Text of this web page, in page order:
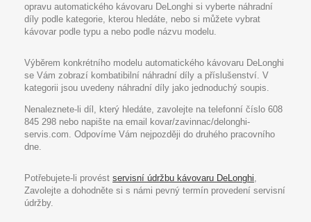
opravu automatického kávovaru DeLonghi si vyberte náhradní
díly podle kategorie, kterou hledáte, nebo si můžete vybrat
kávovar podle typu a nebo podle názvu modelu.
Výběrem konkrétního modelu automatického kávovaru DeLonghi
se Vám zobrazí kombatibilní náhradní díly a příslušenství. V
kategorii jsou uvedeny náhradní díly jako jednoduchý soupis.
Nenaleznete-li díl, který hledáte, zavolejte na telefonní číslo 608
845 298 nebo napište na email kovar/zavinnac/delonghi-
servis.com. Odpovíme Vám nejpozději do druhého pracovního
dne.
Potřebujete-li provést servisní údržbu kávovaru DeLonghi,
Zavolejte a dohodněte si s námi pevný termín provedení servisní
údržby.